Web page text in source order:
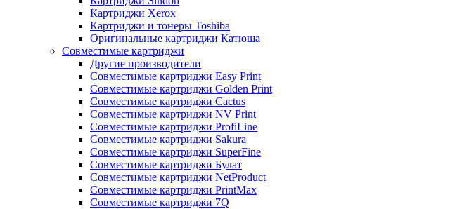
Картриджи Xerox
Картриджи и тонеры Toshiba
Оригинальные картриджи Катюша
Совместимые картриджи
Другие производители
Совместимые картриджи Easy Print
Совместимые картриджи Golden Print
Совместимые картриджи Cactus
Совместимые картриджи NV Print
Совместимые картриджи ProfiLine
Совместимые картриджи Sakura
Совместимые картриджи SuperFine
Совместимые картриджи Булат
Совместимые картриджи NetProduct
Совместимые картриджи PrintMax
Совместимые картриджи 7Q